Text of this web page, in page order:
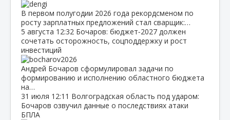
В первом полугодии 2026 года рекордсменом по
росту зарплатных предложений стал сварщик:…
5 августа 12:32 Бочаров: бюджет‑2027 должен
сочетать осторожность, соцподдержку и рост
инвестиций
Андрей Бочаров сформулировал задачи по
формированию и исполнению областного бюджета
на…
31 июля 12:11 Волгоградская область под ударом:
Бочаров озвучил данные о последствиях атаки
БПЛА